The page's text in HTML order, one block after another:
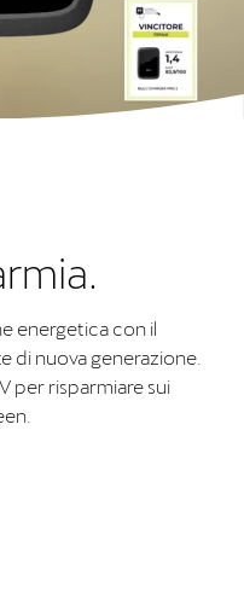
energetica con il
di nuova generazione.
per risparmiare sui